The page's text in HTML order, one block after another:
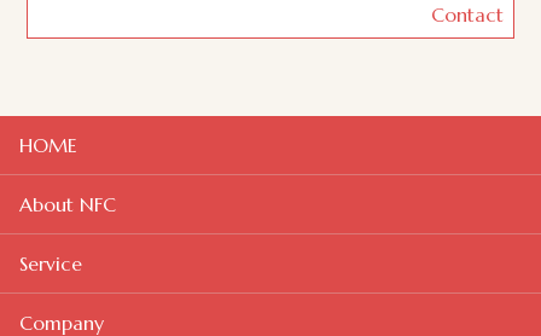
Contact
HOME
About NFC
Service
Company